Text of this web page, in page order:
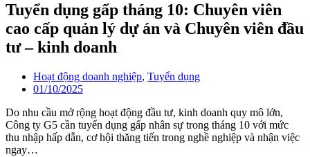
Tuyển dụng gấp tháng 10: Chuyên viên
cao cấp quản lý dự án và Chuyên viên đầu
tư – kinh doanh
Hoạt động doanh nghiệp, Tuyển dụng
01/10/2025
Do nhu cầu mở rộng hoạt động đầu tư, kinh doanh quy mô lớn,
Công ty G5 cần tuyển dụng gấp nhân sự trong tháng 10 với mức
thu nhập hấp dẫn, cơ hội thăng tiến trong nghề nghiệp và nhận việc
ngay…